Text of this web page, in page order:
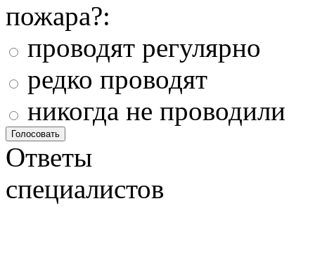
пожара?:
проводят регулярно
редко проводят
никогда не проводили
Ответы
специалистов